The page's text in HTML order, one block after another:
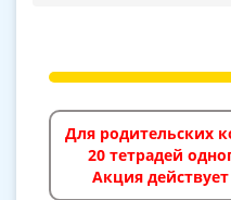
Для родительских
20 тетрадей
Акция